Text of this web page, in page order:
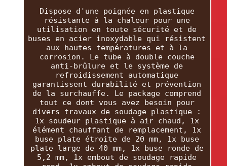
Dispose d'une poignée en plastique
résistante à la chaleur pour une
utilisation en toute sécurité et de
buses en acier inoxydable qui résistent
aux hautes températures et à la
corrosion. Le tube à double couche
anti-brûlure et le système de
refroidissement automatique
garantissent durabilité et prévention
de la surchauffe. Le package comprend
tout ce dont vous avez besoin pour
divers travaux de soudage plastique :
1x soudeur plastique à air chaud, 1x
élément chauffant de remplacement, 1x
buse plate étroite de 20 mm, 1x buse
plate large de 40 mm, 1x buse ronde de
5,2 mm, 1x embout de soudage rapide